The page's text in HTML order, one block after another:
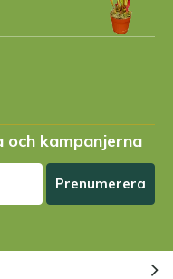
och kampanjerna
Prenumerera